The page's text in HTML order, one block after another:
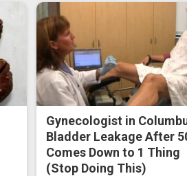
Gynecologist in
Bladder Leakage After
Comes Down to 1 Thing
(Stop Doing This)